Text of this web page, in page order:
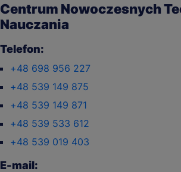
Centrum Nowoczesnych
Nauczania
Telefon:
+48 698 956 227
+48 539 149 875
+48 539 149 871
+48 539 533 612
+48 539 019 403
E-mail: